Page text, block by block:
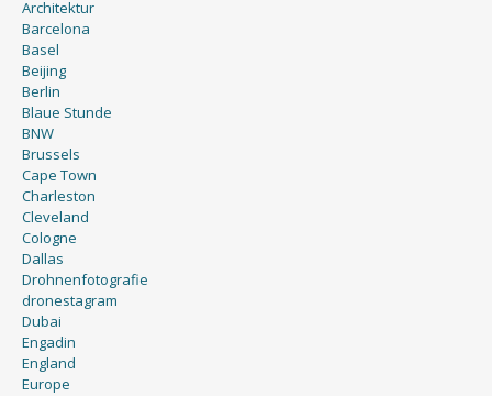
Architektur
Barcelona
Basel
Beijing
Berlin
Blaue Stunde
BNW
Brussels
Cape Town
Charleston
Cleveland
Cologne
Dallas
Drohnenfotografie
dronestagram
Dubai
Engadin
England
Europe